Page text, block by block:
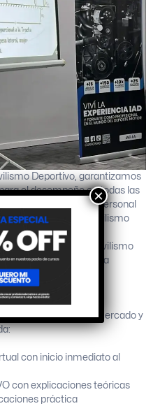
Deportivo, garantizamos
el desempeño en todas las
Capacitamos al personal
el campo del Automovilismo
instructores son todos
dentro del automovilismo
por su trayectoria
que utilizan
disponible en el mercado y
con inicio inmediato al
con explicaciones teóricas
práctica
×